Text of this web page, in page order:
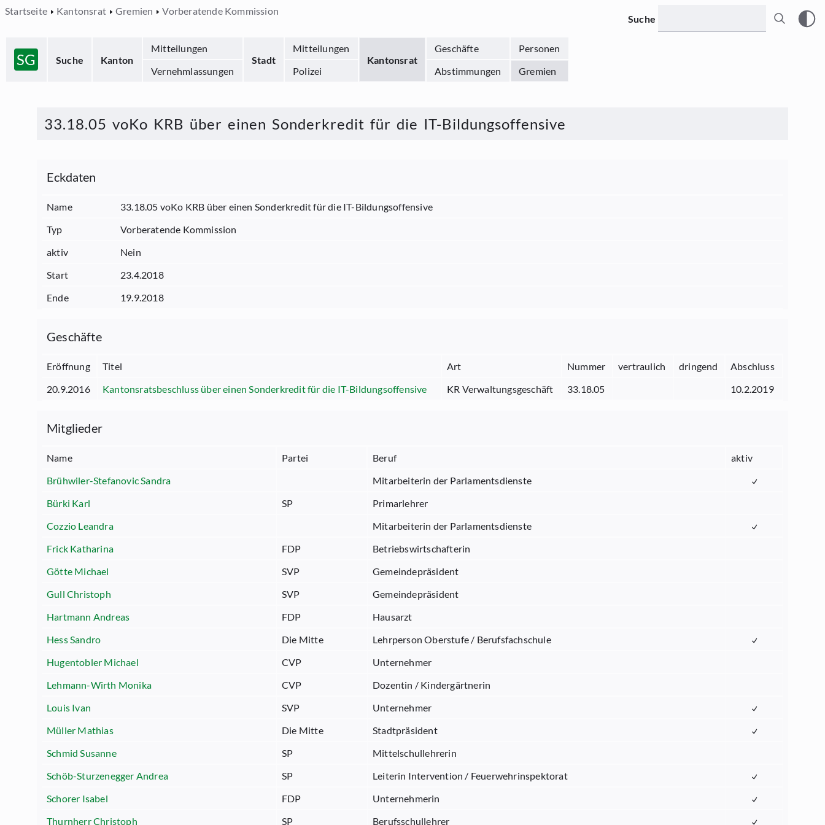
Startseite Kantonsrat Gremien Vorberatende Kommission
SG Suche Kanton
Mitteilungen
Stadt
Mitteilungen
Kantonsrat
Geschäfte
Personen
Vernehmlassungen
Polizei Abstimmungen Gremien
Suche
33.18.05 voKo KRB über einen Sonderkredit für die IT-Bildungsoffensive
Eckdaten
Name
33.18.05 voKo KRB über einen Sonderkredit für die IT-Bildungsoffensive
Typ
Vorberatende Kommission
aktiv
Nein
Start
23.4.2018
Ende
19.9.2018
Geschäfte
Eröffnung Titel Art Nummer vertraulich dringend
Abschluss
20.9.2016
Kantonsratsbeschluss über einen Sonderkredit für die IT-Bildungsoffensive KR Verwaltungsgeschäft 33.18.05 10.2.2019
Mitglieder
Name Partei Beruf
aktiv
Brühwiler-Stefanovic Sandra
Mitarbeiterin der Parlamentsdienste
Bürki Karl
SP
Primarlehrer
Cozzio Leandra
Mitarbeiterin der Parlamentsdienste
Frick Katharina
FDP
Betriebswirtschafterin
Götte Michael
SVP
Gemeindepräsident
Gull Christoph
SVP
Gemeindepräsident
Hartmann Andreas
FDP
Hausarzt
Hess Sandro
Die Mitte
Lehrperson Oberstufe / Berufsfachschule
Hugentobler Michael
CVP
Unternehmer
Lehmann-Wirth Monika
CVP
Dozentin / Kindergärtnerin
Louis Ivan
SVP
Unternehmer
Müller Mathias
Die Mitte
Stadtpräsident
Schmid Susanne
SP
Mittelschullehrerin
Schöb-Sturzenegger Andrea
SP
Leiterin Intervention / Feuerwehrinspektorat
Schorer Isabel
FDP
Unternehmerin
Thurnherr Christoph
SP Berufsschullehrer